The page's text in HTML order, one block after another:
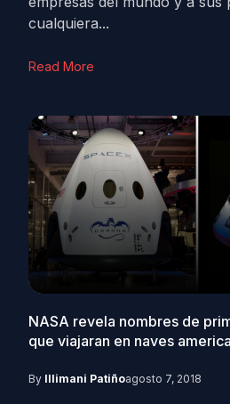
cualquiera...
Read More
NASA revela nombres de
que viajaran en naves
By Illimani Patiñoagosto 7, 2018